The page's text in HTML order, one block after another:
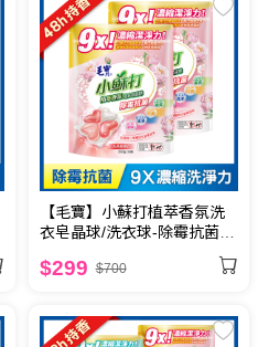
【毛寶】小蘇打植萃香氛洗
衣皂晶球/洗衣球-除霉抗菌25
$299 $700